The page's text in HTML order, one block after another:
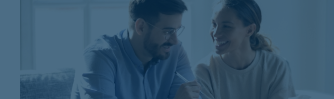
lakossági & vállalkozói számlacsomag együtt
K&H virtuális betéti kártya
kapcsolódó csoportos
hitelfedezeti életbiztosítás